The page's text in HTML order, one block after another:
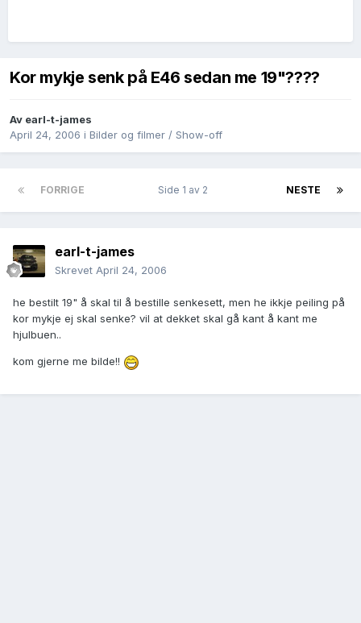
Kor mykje senk på E46 sedan me 19"????
Av earl-t-james
April 24, 2006 i Bilder og filmer / Show-off
FORRIGE NESTE
Side 1 av 2
earl-t-james
Skrevet April 24, 2006
he bestilt 19" å skal til å bestille senkesett, men he ikkje peiling på
kor mykje ej skal senke? vil at dekket skal gå kant å kant me
hjulbuen..
kom gjerne me bilde!!